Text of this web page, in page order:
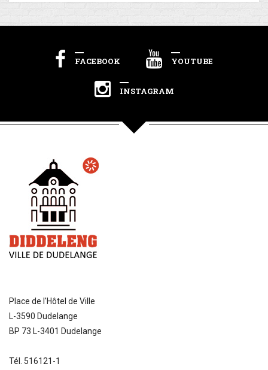
FACEBOOK YOUTUBE
INSTAGRAM
Place de l'Hôtel de Ville
L-3590 Dudelange
BP 73 L-3401 Dudelange
Tél. 516121-1